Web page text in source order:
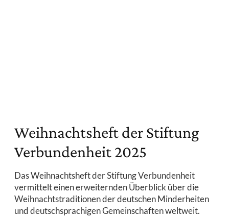
Weihnachtsheft der Stiftung
Verbundenheit 2025
Das Weihnachtsheft der Stiftung Verbundenheit
vermittelt einen erweiternden Überblick über die
Weihnachtstraditionen der deutschen Minderheiten
und deutschsprachigen Gemeinschaften weltweit.